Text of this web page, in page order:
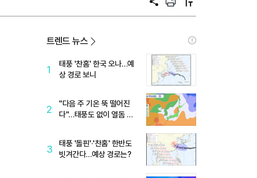
공
프
트
텍
트
트렌드 뉴스
1
태풍 '찬홈' 한국 오나…예
상 경로 보니
2
"다음 주 기온 뚝 떨어진
다"…태풍도 없이 열돔 박
3
태풍 '돌핀'·'찬홈' 한반도
빗겨간다…예상 경로는?